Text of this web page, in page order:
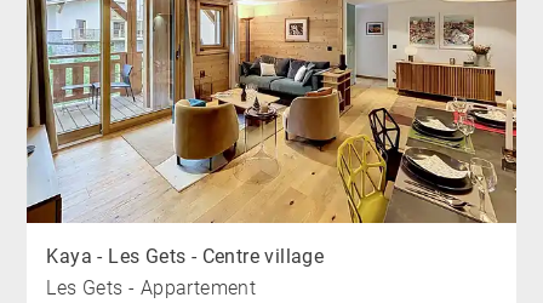
Kaya - Les Gets - Centre village
Les Gets - Appartement